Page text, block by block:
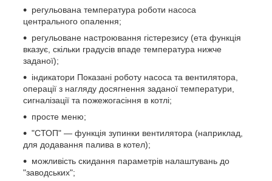
регульована температура роботи насоса
центрального опалення;
регульоване настроювання гістерезису (ета функція
вказує, скільки градусів впаде температура нижче
заданої);
індикатори Показані роботу насоса та вентилятора,
операції з нагляду досягнення заданої температури,
сигналізації та пожежогасіння в котлі;
просте меню;
"СТОП" — функція зупинки вентилятора (наприклад,
для додавання палива в котел);
можливість скидання параметрів налаштувань до
"заводських";